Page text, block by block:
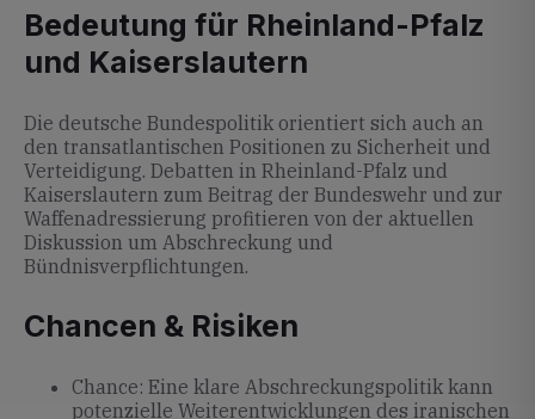
Bedeutung für Rheinland-Pfalz
und Kaiserslautern
Die deutsche Bundespolitik orientiert sich auch an
den transatlantischen Positionen zu Sicherheit und
Verteidigung. Debatten in Rheinland-Pfalz und
Kaiserslautern zum Beitrag der Bundeswehr und zur
Waffenadressierung profitieren von der aktuellen
Diskussion um Abschreckung und
Bündnisverpflichtungen.
Chancen & Risiken
Chance: Eine klare Abschreckungspolitik kann
potenzielle Weiterentwicklungen des iranischen